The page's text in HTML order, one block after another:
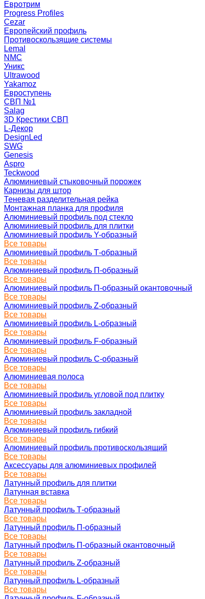
Евротрим
Progress Profiles
Cezar
Европейский профиль
Противоскользящие системы
Lemal
NMC
Уникс
Ultrawood
Yakamoz
Евроступень
СВП №1
Salag
3D Крестики СВП
L-Декор
DesignLed
SWG
Genesis
Aspro
Teckwood
Алюминиевый стыковочный порожек
Карнизы для штор
Теневая разделительная рейка
Монтажная планка для профиля
Алюминиевый профиль под стекло
Алюминиевый профиль для плитки
Алюминиевый профиль Y-образный
Все товары
Алюминиевый профиль Т-образный
Все товары
Алюминиевый профиль П-образный
Все товары
Алюминиевый профиль П-образный окантовочный
Все товары
Алюминиевый профиль Z-образный
Все товары
Алюминиевый профиль L-образный
Все товары
Алюминиевый профиль F-образный
Все товары
Алюминиевый профиль C-образный
Все товары
Алюминиевая полоса
Все товары
Алюминиевый профиль угловой под плитку
Все товары
Алюминиевый профиль закладной
Все товары
Алюминиевый профиль гибкий
Все товары
Алюминиевый профиль противоскользящий
Все товары
Аксессуары для алюминиевых профилей
Все товары
Латунный профиль для плитки
Латунная вставка
Все товары
Латунный профиль Т-образный
Все товары
Латунный профиль П-образный
Все товары
Латунный профиль П-образный окантовочный
Все товары
Латунный профиль Z-образный
Все товары
Латунный профиль L-образный
Все товары